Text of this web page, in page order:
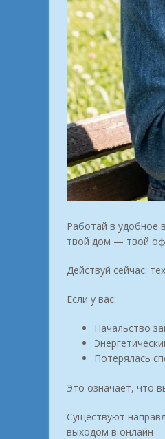
Работай в удобное
твой дом — твой
Действуй сейчас:
Если у вас:
Начальство
Потерялась
Это означает, что
Существуют
выходом в онлайн